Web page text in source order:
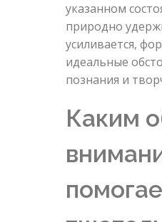
указанном
природно
усиливается,
идеальные
познания и
Каким